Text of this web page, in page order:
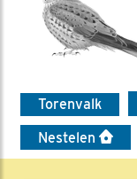
Torenvalk
Nestelen